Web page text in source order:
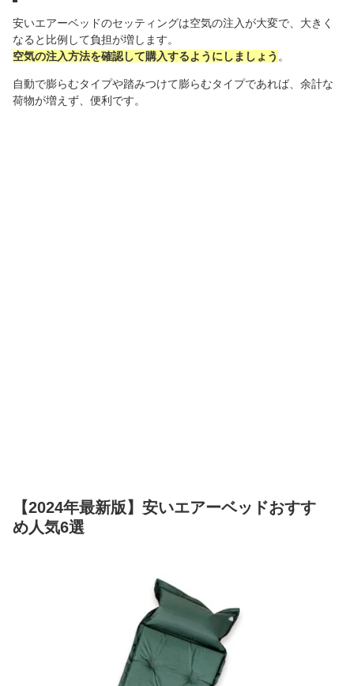
安いエアーベッドのセッティングは空気の注入が大変で、大きく
なると比例して負担が増します。
空気の注入方法を確認して購入するようにしましょう 。
自動で膨らむタイプや踏みつけて膨らむタイプであれば、余計な
荷物が増えず、便利です。
【2024年最新版】安いエアーベッドおすす
め人気6選